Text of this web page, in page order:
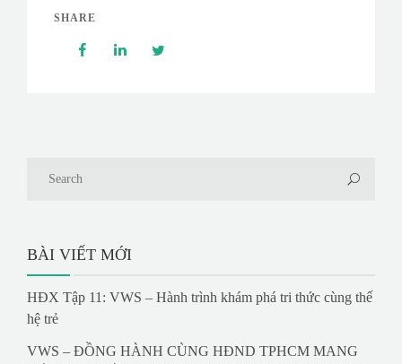
SHARE
BÀI VIẾT MỚI
HĐX Tập 11: VWS – Hành trình khám phá tri thức cùng thế
hệ trẻ
VWS – ĐỒNG HÀNH CÙNG HĐND TPHCM MANG